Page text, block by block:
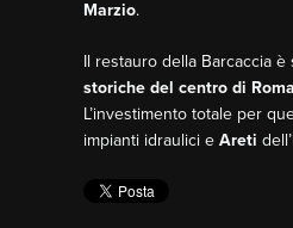
Marzio.
Il restauro della Barcaccia
storiche del centro di Roma
L’investimento totale per
impianti idraulici e Areti